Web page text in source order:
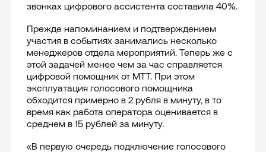
Комплаенс и деловая этика
Все о компании
звонках цифрового ассистента составила 40%.
Прежде напоминанием и подтверждением
участия в событиях занимались несколько
менеджеров отдела мероприятий. Теперь же с
этой задачей менее чем за час справляется
цифровой помощник от МТТ. При этом
эксплуатация голосового помощника
обходится примерно в 2 рубля в минуту, в то
время как работа оператора оценивается в
среднем в 15 рублей за минуту.
«В первую очередь подключение голосового